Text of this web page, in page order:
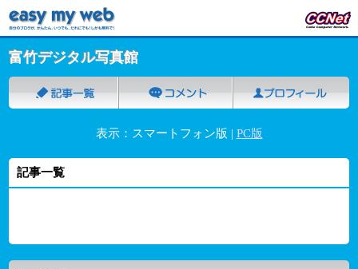
富竹デジタル写真館
表示：スマートフォン版 | PC版
記事一覧